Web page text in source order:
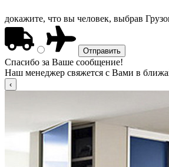
докажите, что вы человек, выбрав
Спасибо за Ваше сообщение!
Наш менеджер свяжется с Вами в